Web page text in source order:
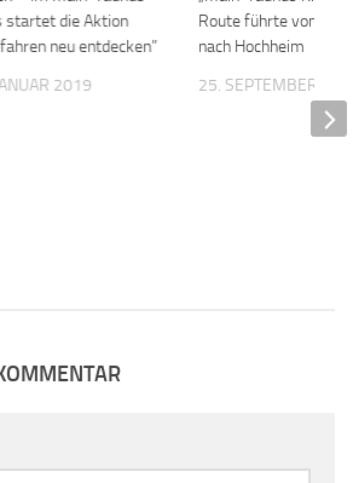
startet die Aktion
neu entdecken”
2019
Route führte von
nach Hochheim
25. SEPTEMBER